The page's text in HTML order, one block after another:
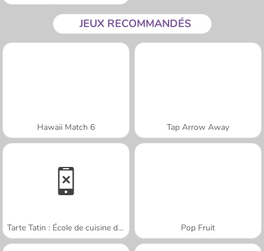
JEUX RECOMMANDÉS
Hawaii Match 6 Tap Arrow Away
Tarte Tatin : École de cuisine de Sara Pop Fruit